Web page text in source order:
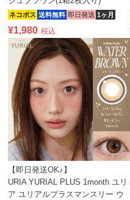
ネコポス 送料無料 即日発送 1ヶ月
¥1,980 税込
【即日発送OK♪】
URIA YURIAL PLUS 1month ユリ
ア ユリアルプラスマンスリー ウ